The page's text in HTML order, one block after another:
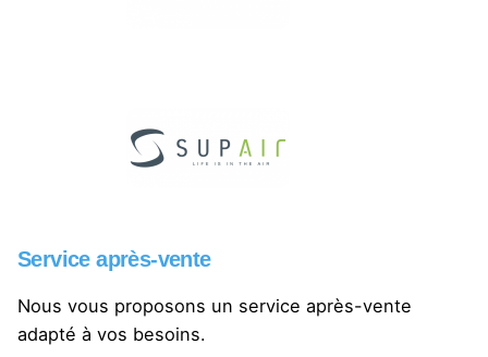
Service après-vente
Nous vous proposons un service après-vente
adapté à vos besoins.